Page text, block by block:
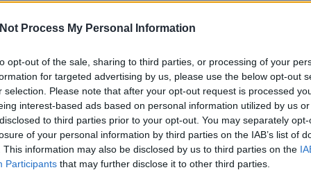
Process My Personal Information
opt-out of the sale, sharing to third parties, or processing of your
for targeted advertising by us, please use the below opt-out
selection. Please note that after your opt-out request is processed
interest-based ads based on personal information utilized by us
to third parties prior to your opt-out. You may separately
of your personal information by third parties on the IAB’s list of
This information may also be disclosed by us to third parties on the
Participants that may further disclose it to other third parties.
TOVÁBB
Szólj hozzá!
krimi General Press Zajácz D Véres Balaton